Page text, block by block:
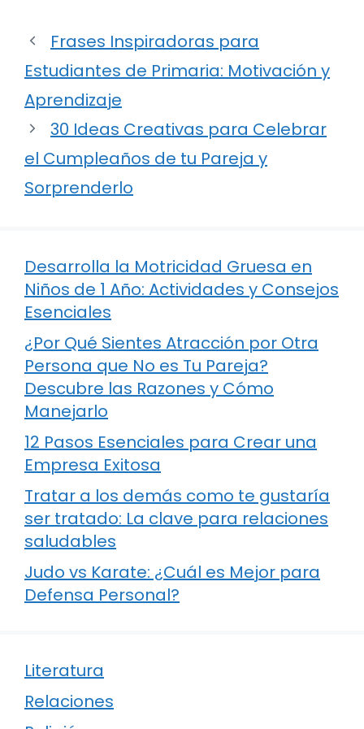
Frases Inspiradoras para
Estudiantes de Primaria: Motivación y
Aprendizaje
30 Ideas Creativas para Celebrar
el Cumpleaños de tu Pareja y
Sorprenderlo
Desarrolla la Motricidad Gruesa en
Niños de 1 Año: Actividades y Consejos
Esenciales
¿Por Qué Sientes Atracción por Otra
Persona que No es Tu Pareja?
Descubre las Razones y Cómo
Manejarlo
12 Pasos Esenciales para Crear una
Empresa Exitosa
Tratar a los demás como te gustaría
ser tratado: La clave para relaciones
saludables
Judo vs Karate: ¿Cuál es Mejor para
Defensa Personal?
Literatura
Relaciones